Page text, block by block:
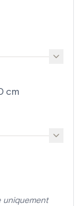
cm
uniquement